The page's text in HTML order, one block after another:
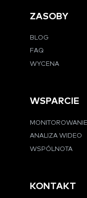
ZASOBY
BLOG
FAQ
WYCENA
WSPARCIE
ANALIZA WIDEO
WSPÓLNOTA
KONTAKT